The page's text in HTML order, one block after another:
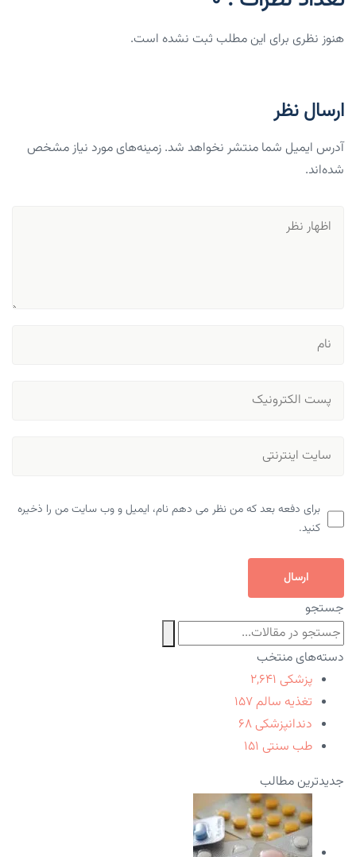
هنوز نظری برای این مطلب ثبت نشده است.
ارسال نظر
آدرس ایمیل شما منتشر نخواهد شد. زمینه‌های مورد نیاز مشخص
شده‌اند.
برای دفعه بعد که من نظر می دهم نام، ایمیل و وب سایت من را ذخیره
کنید.
ارسال
جستجو
دسته‌های منتخب
پزشکی ۲,۶۴۱
تغذیه سالم ۱۵۷
دندانپزشکی ۶۸
طب سنتی ۱۵۱
جدیدترین مطالب